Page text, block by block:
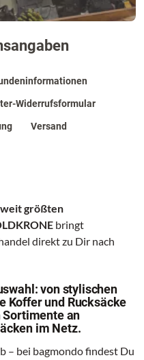
Widerrufsformular
Versand
größten
bringt
direkt zu Dir nach
von stylischen
Koffer und Rucksäcke
Sortimente an
im Netz.
– bei bagmondo findest Du